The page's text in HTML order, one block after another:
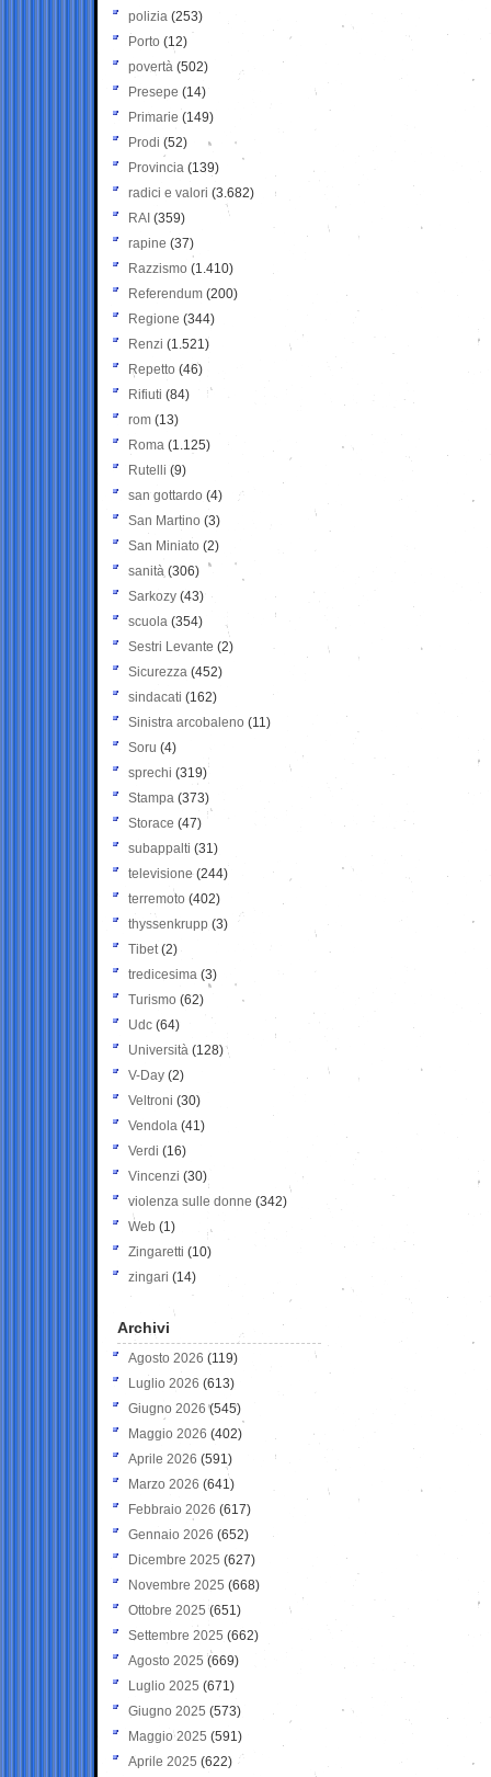
polizia (253)
Porto (12)
povertà (502)
Presepe (14)
Primarie (149)
Prodi (52)
Provincia (139)
radici e valori (3.682)
RAI (359)
rapine (37)
Razzismo (1.410)
Referendum (200)
Regione (344)
Renzi (1.521)
Repetto (46)
Rifiuti (84)
rom (13)
Roma (1.125)
Rutelli (9)
san gottardo (4)
San Martino (3)
San Miniato (2)
sanità (306)
Sarkozy (43)
scuola (354)
Sestri Levante (2)
Sicurezza (452)
sindacati (162)
Sinistra arcobaleno (11)
Soru (4)
sprechi (319)
Stampa (373)
Storace (47)
subappalti (31)
televisione(244)
terremoto (402)
thyssenkrupp (3)
Tibet(2)
tredicesima (3)
Turismo (62)
Udc (64)
Università (128)
V-Day (2)
Veltroni (30)
Vendola (41)
Verdi (16)
Vincenzi (30)
violenza sulle donne (342)
Web (1)
Zingaretti (10)
zingari (14)
Archivi
Agosto 2026 (119)
Luglio 2026 (613)
Giugno 2026 (545)
Maggio 2026 (402)
Aprile 2026 (591)
Marzo 2026 (641)
Febbraio 2026 (617)
Gennaio 2026 (652)
Dicembre 2025 (627)
Novembre 2025 (668)
Ottobre 2025 (651)
Settembre 2025 (662)
Agosto 2025 (669)
Luglio 2025 (671)
Giugno 2025 (573)
Maggio 2025 (591)
Aprile 2025 (622)